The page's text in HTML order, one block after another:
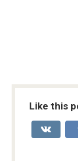
Like this